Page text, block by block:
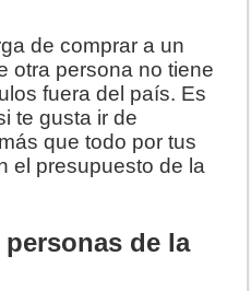
de comprar a un
otra persona no tiene
fuera del país. Es
te gusta ir de
que todo por tus
el presupuesto de la
de la